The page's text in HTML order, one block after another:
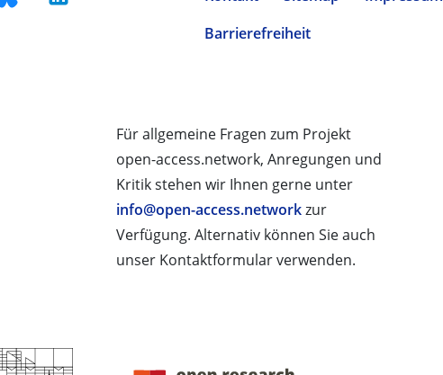
Barrierefreiheit
Für allgemeine Fragen zum Projekt
open-access.network, Anregungen und
Kritik stehen wir Ihnen gerne unter
info@open-access.networkzur
Verfügung. Alternativ können Sie auch
unser Kontaktformular verwenden.